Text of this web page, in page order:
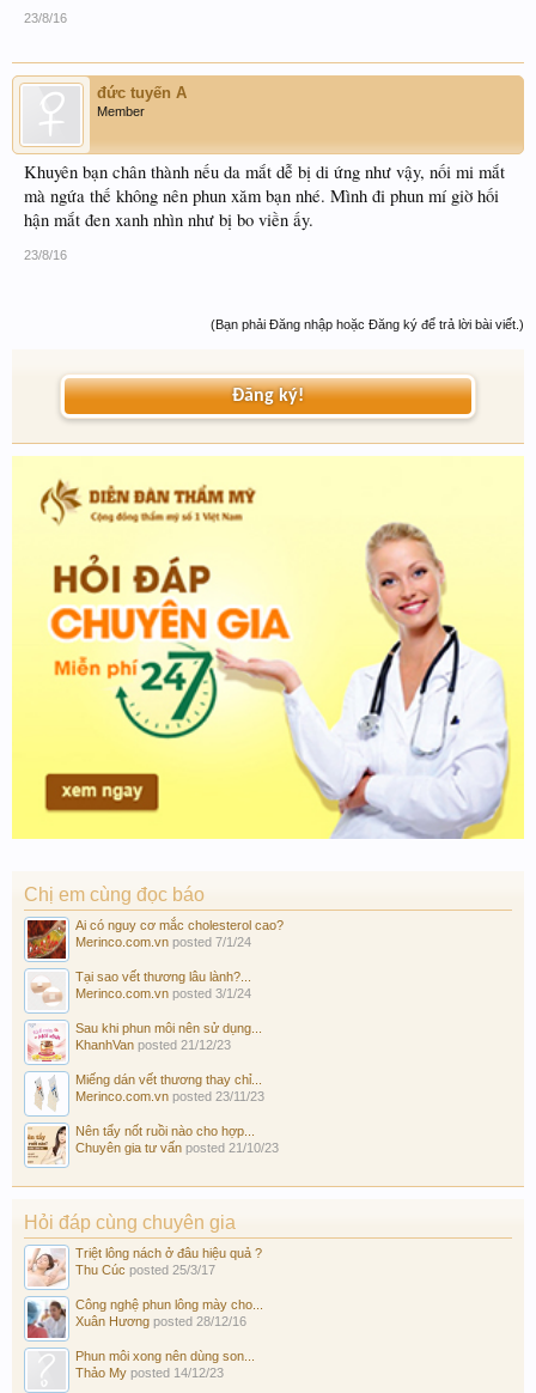
23/8/16
đức tuyến A
Member
Khuyên bạn chân thành nếu da mắt dễ bị di ứng như vậy, nối mi mắt
mà ngứa thế không nên phun xăm bạn nhé. Mình đi phun mí giờ hối
hận mắt đen xanh nhìn như bị bo viền ấy.
23/8/16
(Bạn phải Đăng nhập hoặc Đăng ký để trả lời bài viết.)
Đăng ký!
Chị em cùng đọc báo
Ai có nguy cơ mắc cholesterol cao?
Merinco.com.vn posted 7/1/24
Tại sao vết thương lâu lành?...
Merinco.com.vn posted 3/1/24
Sau khi phun môi nên sử dụng...
KhanhVan posted 21/12/23
Miếng dán vết thương thay chỉ...
Merinco.com.vn posted 23/11/23
Nên tẩy nốt ruồi nào cho hợp...
Chuyên gia tư vấn posted 21/10/23
Hỏi đáp cùng chuyên gia
Triệt lông nách ở đâu hiệu quả ?
Thu Cúc posted 25/3/17
Công nghệ phun lông mày cho...
Xuân Hương posted 28/12/16
Phun môi xong nên dùng son...
Thảo My posted 14/12/23